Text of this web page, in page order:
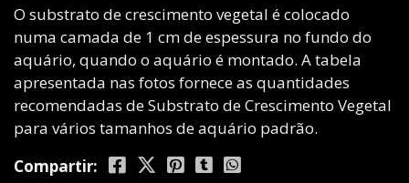
O substrato de crescimento vegetal é colocado
numa camada de 1 cm de espessura no fundo do
aquário, quando o aquário é montado. A tabela
apresentada nas fotos fornece as quantidades
recomendadas de Substrato de Crescimento Vegetal
para vários tamanhos de aquário padrão.
Compartir: